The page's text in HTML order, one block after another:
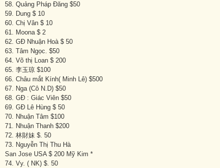
58. Quảng Pháp Đăng $50
59. Dung $ 10
60. Chị Vân $ 10
61. Moona $ 2
62. GĐ Nhuận Hoà $ 50
63. Tâm Ngọc. $50
64. Võ thị Loan $ 200
65. 李玉琼 $100
66. Châu mắt Kính( Minh Lê) $500
67. Nga (Cô N.D) $50
68. GĐ : Giác Viên $50
69. GĐ Lê Hùng $ 50
70. Nhuận Tâm $100
71. Nhuận Thanh $200
72. 林財妹 $. 50
73. Nguyễn Thị Thu Hà
San Jose USA $ 200 Mỹ Kim *
74. Vy. ( NK) $. 50